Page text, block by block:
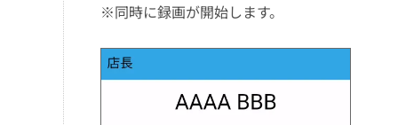
※同時に録画が開始します。